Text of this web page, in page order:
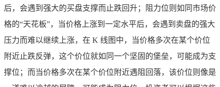
后，会遇到强大的买盘支撑而止跌回升；阻力位则如同市场价
格的“天花板”，当价格上涨到一定水平后，会遇到卖盘的强大
压力而难以继续上涨，在 K 线图中，当价格多次在某个价位
附近止跌反弹，这个价位就如同一个坚固的堡垒，可能成为支
撑位；而当价格多次在某个价位附近遇阻回落，该价位则像是